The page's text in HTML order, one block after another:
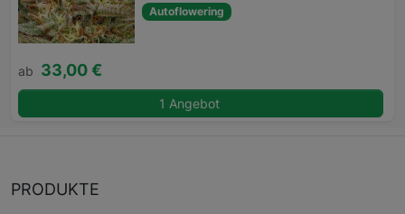
Autoflowering
ab 33,00 €
1 Angebot
PRODUKTE